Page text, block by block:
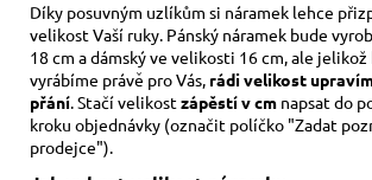
Díky posuvným uzlíkům si náramek lehce
velikost Vaší ruky. Pánský náramek bude
18 cm a dámský ve velikosti 16 cm,ale jelikož
vyrábíme právě pro Vás, rádi velikost
přání. Stačí velikostzápěstí v cm napsat do
kroku objednávky (označit políčko "Zadat
prodejce").